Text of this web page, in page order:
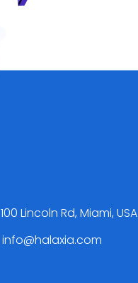
100 Lincoln Rd, Miami, USA
info@halaxia.com